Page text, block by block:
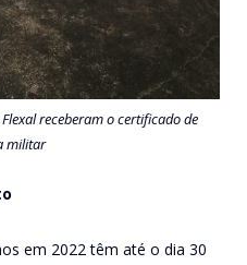
receberam o certificado de
militar
em 2022 têm até o dia 30